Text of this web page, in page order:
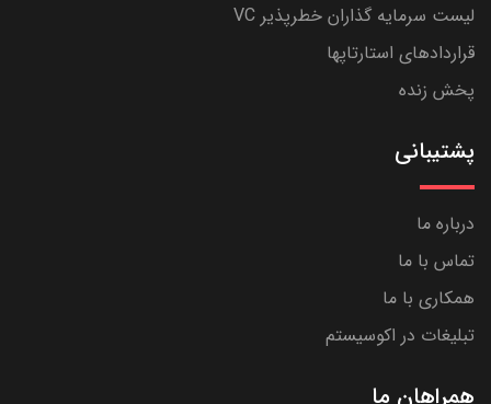
لیست سرمایه گذاران خطرپذیر VC
قراردادهای استارتاپها
پخش زنده
پشتیبانی
درباره ما
تماس با ما
همکاری با ما
تبلیغات در اکوسیستم
همراهان ما